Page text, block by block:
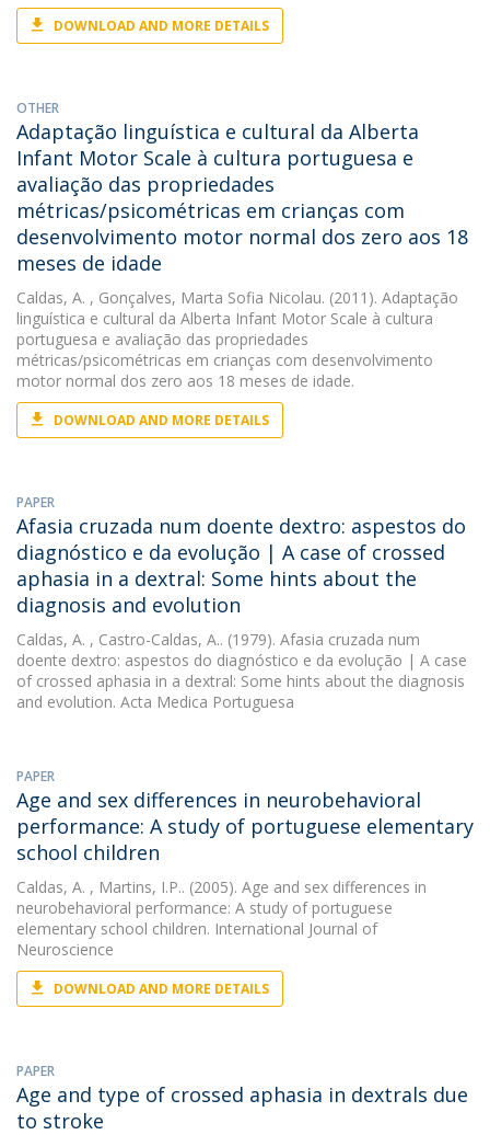
DOWNLOAD AND MORE DETAILS
OTHER
Adaptação linguística e cultural da Alberta
Infant Motor Scale à cultura portuguesa e
avaliação das propriedades
métricas/psicométricas em crianças com
desenvolvimento motor normal dos zero aos 18
meses de idade
Caldas, A. , Gonçalves, Marta Sofia Nicolau. (2011). Adaptação
linguística e cultural da Alberta Infant Motor Scale à cultura
portuguesa e avaliação das propriedades
métricas/psicométricas em crianças com desenvolvimento
motor normal dos zero aos 18 meses de idade.
DOWNLOAD AND MORE DETAILS
PAPER
Afasia cruzada num doente dextro: aspestos do
diagnóstico e da evolução | A case of crossed
aphasia in a dextral: Some hints about the
diagnosis and evolution
Caldas, A. , Castro-Caldas, A.. (1979). Afasia cruzada num
doente dextro: aspestos do diagnóstico e da evolução | A case
of crossed aphasia in a dextral: Some hints about the diagnosis
and evolution. Acta Medica Portuguesa
PAPER
Age and sex differences in neurobehavioral
performance: A study of portuguese elementary
school children
Caldas, A. , Martins, I.P.. (2005). Age and sex differences in
neurobehavioral performance: A study of portuguese
elementary school children. International Journal of
Neuroscience
DOWNLOAD AND MORE DETAILS
PAPER
Age and type of crossed aphasia in dextrals due
to stroke